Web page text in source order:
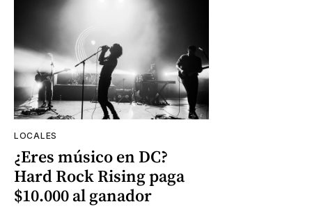
LOCALES
¿Eres músico en DC?
Hard Rock Rising paga
$10.000 al ganador